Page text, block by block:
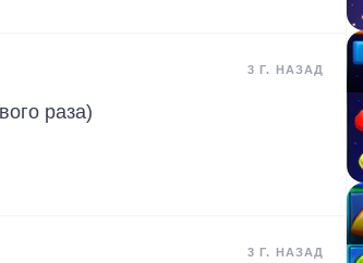
3 Г. НАЗАД
раза)
3 Г. НАЗАД